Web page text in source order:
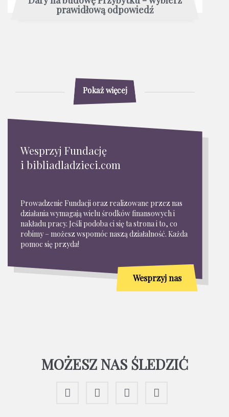
prawidłową odpowiedź
Pokaż więcej
Wesprzyj Fundację
i bibliadladzieci.com
Prowadzenie Fundacji oraz realizowane przez nas
działania wymagają wielu środków finansowych i
nakładu pracy. Jeśli podoba ci się ta strona i to, co
robimy – możesz wspomóc naszą działalność. Każda
pomoc się przyda!
Wesprzyj nas
MOŻESZ NAS ŚLEDZIĆ